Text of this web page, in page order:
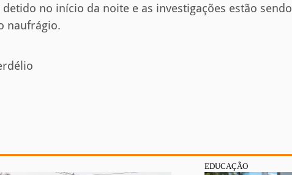
no início da noite e as investigações estão sendo
naufrágio.
EDUCAÇÃO